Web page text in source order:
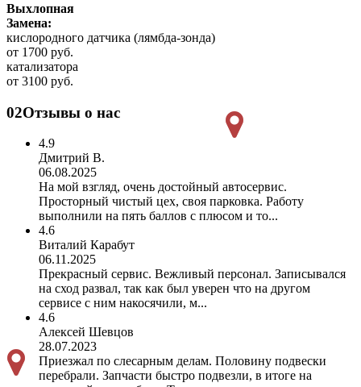
Выхлопная
Замена:
кислородного датчика (лямбда-зонда)
от 1700 руб.
катализатора
от 3100 руб.
02Отзывы о нас
4.9
Дмитрий В.
06.08.2025
На мой взгляд, очень достойный автосервис.
Просторный чистый цех, своя парковка. Работу
выполнили на пять баллов с плюсом и то...
4.6
Виталий Карабут
06.11.2025
Прекрасный сервис. Вежливый персонал. Записывался
на сход развал, так как был уверен что на другом
сервисе с ним накосячили, м...
4.6
Алексей Шевцов
28.07.2023
Приезжал по слесарным делам. Половину подвески
перебрали. Запчасти быстро подвезли, в итоге на